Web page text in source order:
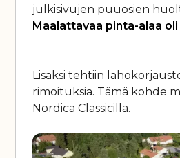
julkisivujen puuosien
Maalattavaa pinta-alaa
Lisäksi tehtiin
rimoituksia. Tämä kohde
Nordica Classicilla.